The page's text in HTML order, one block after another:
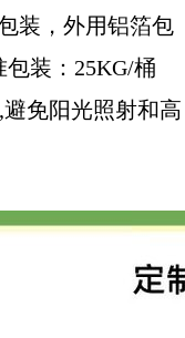
装，外用铝箔包
装：25KG/桶
避免阳光照射和高